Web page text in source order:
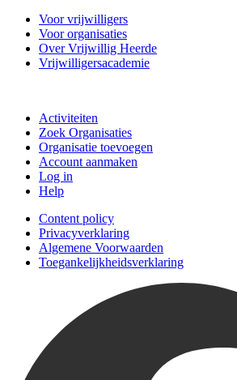
Voor vrijwilligers
Voor organisaties
Over Vrijwillig Heerde
Vrijwilligersacademie
Activiteiten
Zoek Organisaties
Organisatie toevoegen
Account aanmaken
Log in
Help
Content policy
Privacyverklaring
Algemene Voorwaarden
Toegankelijkheidsverklaring